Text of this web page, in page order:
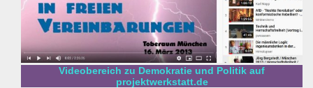
Videobereich zu Demokratie und Politik auf
projektwerkstatt.de